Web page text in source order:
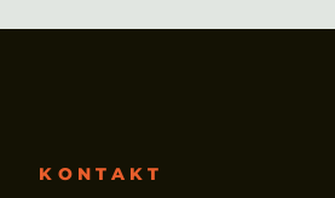
KONTAKT